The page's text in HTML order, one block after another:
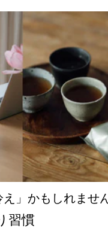
」かもしれませ
習慣